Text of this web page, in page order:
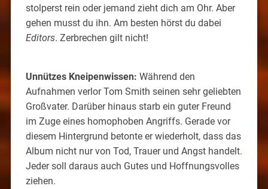
stolperst rein oder jemand zieht dich am Ohr. Aber
gehen musst du ihn. Am besten hörst du dabei
Editors. Zerbrechen gilt nicht!
Unnützes Kneipenwissen: Während den
Aufnahmen verlor Tom Smith seinen sehr geliebten
Großvater. Darüber hinaus starb ein guter Freund
im Zuge eines homophoben Angriffs. Gerade vor
diesem Hintergrund betonte er wiederholt, dass das
Album nicht nur von Tod, Trauer und Angst handelt.
Jeder soll daraus auch Gutes und Hoffnungsvolles
ziehen.